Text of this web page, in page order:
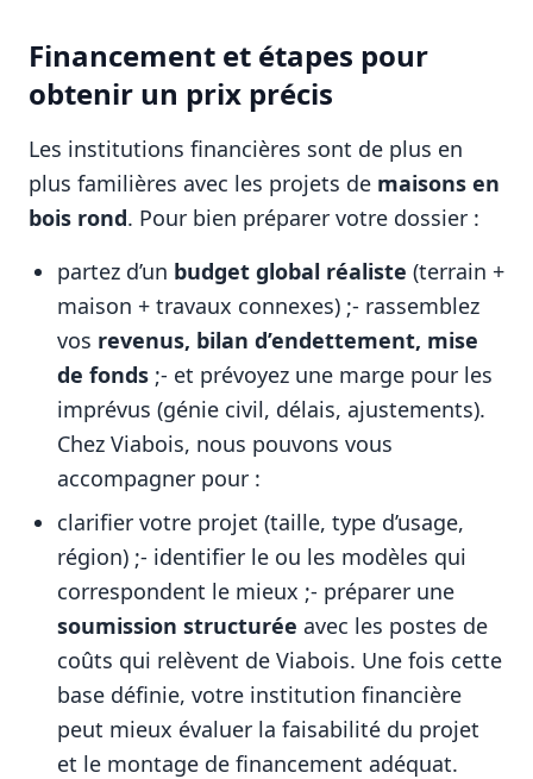
Financement et étapes pour
obtenir un prix précis
Les institutions financières sont de plus en
plus familières avec les projets de maisons en
bois rond. Pour bien préparer votre dossier :
partez d’un budget global réaliste (terrain +
maison + travaux connexes) ;- rassemblez
vos revenus, bilan d’endettement, mise
de fonds ;- et prévoyez une marge pour les
imprévus (génie civil, délais, ajustements).
Chez Viabois, nous pouvons vous
accompagner pour :
clarifier votre projet (taille, type d’usage,
région) ;- identifier le ou les modèles qui
correspondent le mieux ;- préparer une
soumission structurée avec les postes de
coûts qui relèvent de Viabois. Une fois cette
base définie, votre institution financière
peut mieux évaluer la faisabilité du projet
et le montage de financement adéquat.